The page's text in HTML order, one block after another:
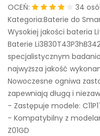
OCEŃ:
34
Kategoria:Baterie do
Wysokiej jakości bateria
Baterie
specjalistycznym
najwyższa jakość
Nowoczesne ogniwa
zapewniają długą i
- Zastępuje modele:
- Kompatybilny z
Z01GD